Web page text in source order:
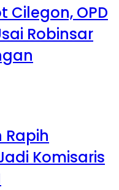
Cilegon, OPD
Robinsar
Komisaris